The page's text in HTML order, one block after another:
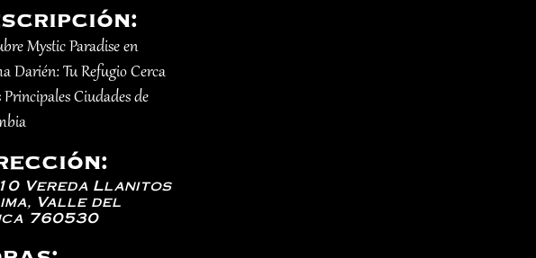
Mystic Paradise en
Darién: Tu Refugio Cerca
Principales Ciudades de
Vereda Llanitos
, Valle del
760530